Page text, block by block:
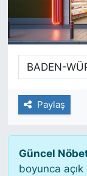
Paylaş
Güncel
boyunca
SİYASET
SAĞLIK